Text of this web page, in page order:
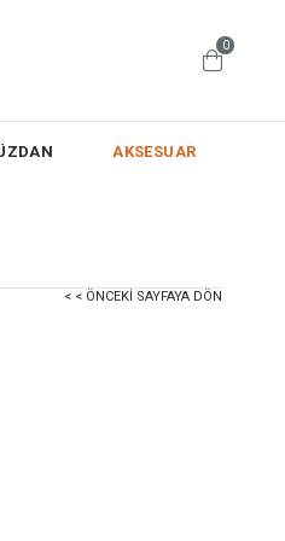
0
AKSESUAR
< < ÖNCEKI SAYFAYA DÖN